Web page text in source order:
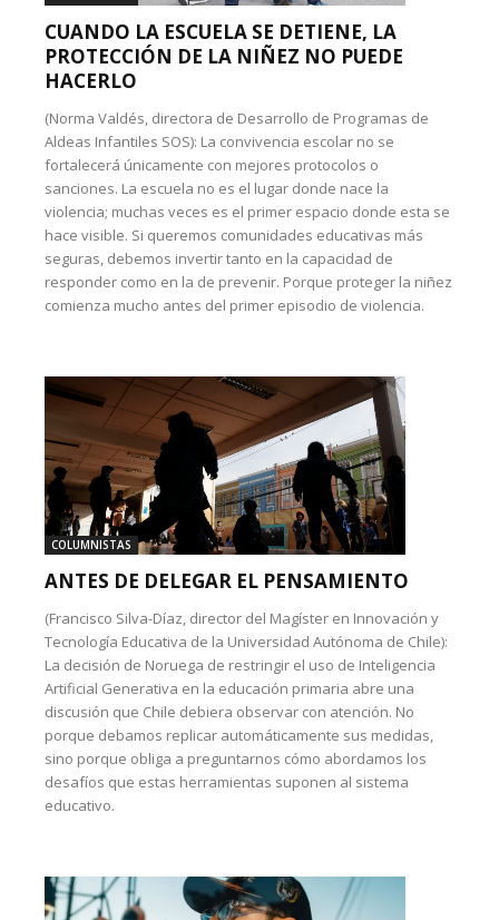
CUANDO LA ESCUELA SE DETIENE, LA
PROTECCIÓN DE LA NIÑEZ NO PUEDE
HACERLO
(Norma Valdés, directora de Desarrollo de Programas de
Aldeas Infantiles SOS): La convivencia escolar no se
fortalecerá únicamente con mejores protocolos o
sanciones. La escuela no es el lugar donde nace la
violencia; muchas veces es el primer espacio donde esta se
hace visible. Si queremos comunidades educativas más
seguras, debemos invertir tanto en la capacidad de
responder como en la de prevenir. Porque proteger la niñez
comienza mucho antes del primer episodio de violencia.
COLUMNISTAS
ANTES DE DELEGAR EL PENSAMIENTO
(Francisco Silva-Díaz, director del Magíster en Innovación y
Tecnología Educativa de la Universidad Autónoma de Chile):
La decisión de Noruega de restringir el uso de Inteligencia
Artificial Generativa en la educación primaria abre una
discusión que Chile debiera observar con atención. No
porque debamos replicar automáticamente sus medidas,
sino porque obliga a preguntarnos cómo abordamos los
desafíos que estas herramientas suponen al sistema
educativo.